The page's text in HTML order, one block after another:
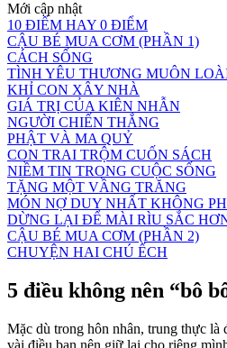
Mới cập nhật
10 ĐIỂM HAY 0 ĐIỂM
CẬU BÉ MUA CƠM (PHẦN 1)
CÁCH SỐNG
TÌNH YÊU THƯƠNG MUÔN
KHỈ CON XÂY NHÀ
GIÁ TRỊ CỦA KIÊN NHẪN
NGƯỜI CHIẾN THẮNG
PHẬT VÀ MA QUỶ
CON TRAI TRỘM CUỐN SÁCH
NIỀM TIN TRONG CUỘC SỐNG
TẶNG MỘT VẦNG TRĂNG
MÓN NỢ DUY NHẤT KHÔNG
DỪNG LẠI ĐỂ MÀI RÌU SẮC
CẬU BÉ MUA CƠM (PHẦN 2)
CHUYỆN HAI CHÚ ẾCH
5 điều không nên “bô
Mặc dù trong hôn nhân, trung thực là
vài điều bạn nên giữ lại cho riêng